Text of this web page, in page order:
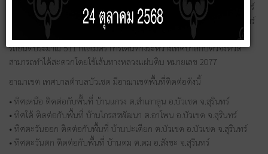
ที่ตั้ง เทศบาลตำบลบัวเชด ตั้งอยู่ทางทิศตะวันออกเฉียงใต้ของจังหวัดสุรินทร์
เป็นเทศบาลขนาดเล็ก ตั้งอยู่ในพิกัดที่ UB 866061 ห่างจากตัวจังหวัดสุรินทร์
โดยทางรถยนต์ประมาณ 65 กิโลเมตร ห่างจากกรุงเทพมหานครโดยทาง
รถยนต์ประมาณ 511 กิโลเมตร การเดินทางระหว่างเทศบาลกับตัวจังหวัด
สามารถทำได้สะดวกโดยใช้เส้นทางหลวงแผ่นดิน หมายเลข 2077
อาณาเขต เทศบาลตำบลบัวเชด มีอาณาเขตพื้นที่ติดต่อดังนี้
• ทิศเหนือ ติดต่อกับพื้นที่ บ้านแกรง ต.สำเภาลูน อ.บัวเชด จ.สุรินทร์
• ทิศใต้ ติดต่อกับพื้นที่ บ้านไกรสรพัฒนา ต.อาโพน อ.บัวเชด จ.สุรินทร์
• ทิศตะวันออก ติดต่อกับพื้นที่ บ้านปะเดียก ต.บัวเชด อ.บัวเชด จ.สุรินทร์
• ทิศตะวันตก ติดต่อกับพื้นที่ บ้านดม ต.ดม อ.สังขะ จ.สุรินทร์